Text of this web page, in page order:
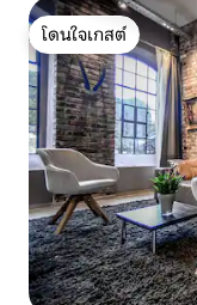
โดนใจเกสต์
โดนใจเกสต์